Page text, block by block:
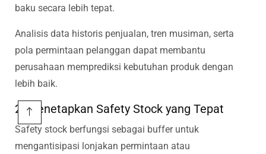
baku secara lebih tepat.
Analisis data historis penjualan, tren musiman, serta
pola permintaan pelanggan dapat membantu
perusahaan memprediksi kebutuhan produk dengan
lebih baik.
2. Menetapkan Safety Stock yang Tepat
Safety stock berfungsi sebagai buffer untuk
mengantisipasi lonjakan permintaan atau